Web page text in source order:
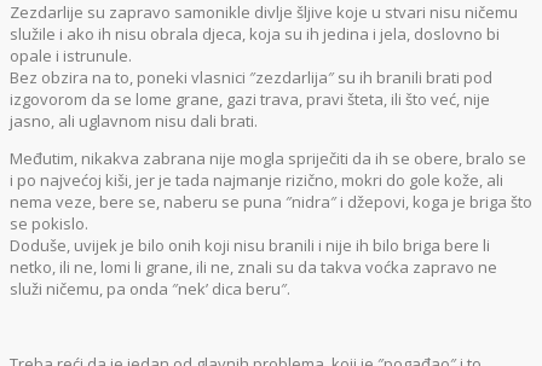
Zezdarlije su zapravo samonikle divlje šljive koje u stvari nisu ničemu
služile i ako ih nisu obrala djeca, koja su ih jedina i jela, doslovno bi
opale i istrunule.
Bez obzira na to, poneki vlasnici ″zezdarlija″ su ih branili brati pod
izgovorom da se lome grane, gazi trava, pravi šteta, ili što već, nije
jasno, ali uglavnom nisu dali brati.
Međutim, nikakva zabrana nije mogla spriječiti da ih se obere, bralo se
i po najvećoj kiši, jer je tada najmanje rizično, mokri do gole kože, ali
nema veze, bere se, naberu se puna ″nidra″ i džepovi, koga je briga što
se pokislo.
Doduše, uvijek je bilo onih koji nisu branili i nije ih bilo briga bere li
netko, ili ne, lomi li grane, ili ne, znali su da takva voćka zapravo ne
služi ničemu, pa onda ″nek’ dica beru″.